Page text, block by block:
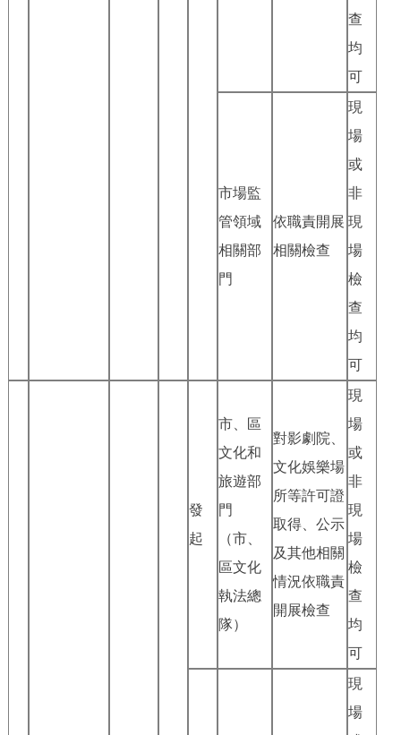
查
均
可
市場監
管領域
相關部
門
依職責開展
相關檢查
現
場
或
非
現
場
檢
查
均
可
發
起
市、區
文化和
旅遊部
門
（市、
區文化
執法總
隊）
對影劇院、
文化娛樂場
所等許可證
取得、公示
及其他相關
情況依職責
開展檢查
現
場
或
非
現
場
檢
查
均
可
現
場